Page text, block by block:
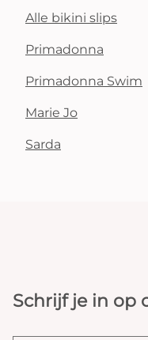
Alle bikini slips
Primadonna
Primadonna Swim
Marie Jo
Sarda
Schrijf je in op